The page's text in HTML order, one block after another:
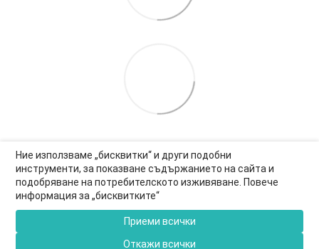
Ние използваме „бисквитки“ и други подобни
инструменти, за показване съдържанието на сайта и
подобряване на потребителското изживяване. Повече
информация за „бисквитките“
Приеми всички
Откажи всички
0877-550-990
Информация за връзка